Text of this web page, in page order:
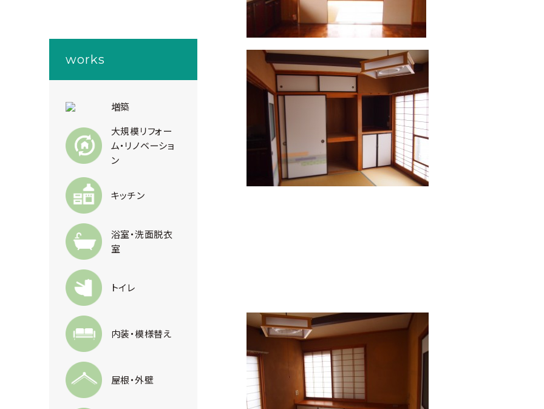
works
増築
大規模リフォー
ム・リノベーショ
ン
キッチン
浴室・洗面脱衣
室
トイレ
内装・模様替え
屋根・外壁